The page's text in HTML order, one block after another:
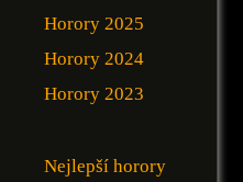
Horory 2025
Horory 2024
Horory 2023
Nejlepší horory